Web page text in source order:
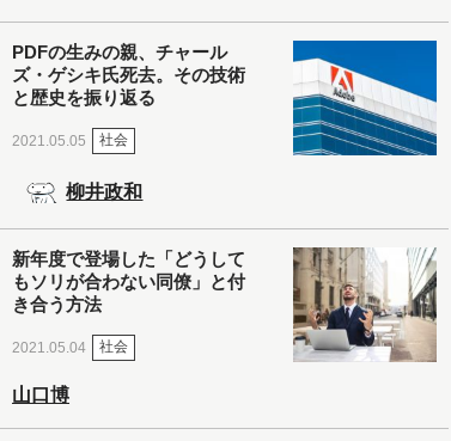
PDFの生みの親、チャール
ズ・ゲシキ氏死去。その技術
と歴史を振り返る
2021.05.05 社会
柳井政和
新年度で登場した「どうして
もソリが合わない同僚」と付
き合う方法
2021.05.04 社会
山口博